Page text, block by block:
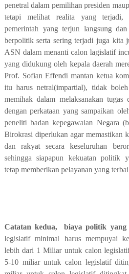
penetral dalam pemilihan presiden
tetapi melihat realita yang terjadi,
pemerintah yang terjun langsung
berpolitik serta sering terjadi juga kita
ASN dalam menanti calon lagislatif
yang didukung oleh kepala daerah
Prof. Sofian Effendi mantan ketua
itu harus netral(impartial), tidak
memihak dalam melaksanakan tugas
dengan perkataan yang sampaikan
peneliti badan kepegawaian Negara
Birokrasi diperlukan agar memastikan
dan rakyat secara keseluruhan
sehingga siapapun kekuatan politik
tetap memberikan pelayanan yang
Catatan kedua, biaya politik yang
legislatif minimal harus mempuyai
lebih dari 1 Miliar untuk calon
5-10 miliar untuk calon legislatif